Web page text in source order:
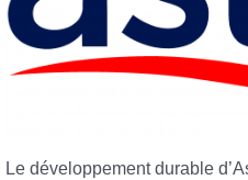
Le développement durable